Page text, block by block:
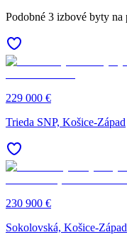
Podobné 3 izbové byty
229 000 €
Trieda SNP, Košice-Západ
230 900 €
Sokolovská, Košice-Západ